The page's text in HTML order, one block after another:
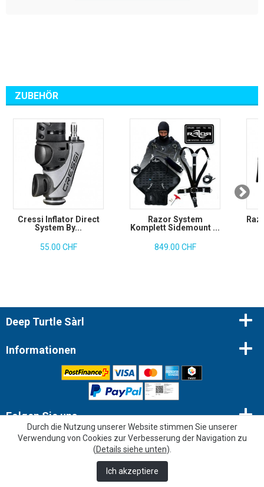
ZUBEHÖR
Cressi Inflator Direct
System By...
55.00 CHF
Razor System
Komplett Sidemount ...
849.00 CHF
Deep Turtle Sàrl
Informationen
© 2026 Copyright - Deep Turtle Sàrl |
Folgen Sie uns
Newsletter
Durch die Nutzung unserer Website stimmen Sie unserer
Verwendung von Cookies zur Verbesserung der Navigation zu
(Details siehe unten).
Ich akzeptiere
“Sehr gut” 303 Meinungen